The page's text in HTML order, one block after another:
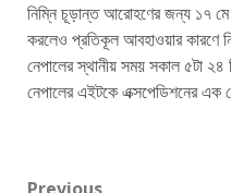
নিম্নি চূড়ান্ত আরোহণের জন্য ১৭
করলেও প্রতিকূল আবহাওয়ার
নেপালের স্থানীয় সময় সকাল ৫টা ২৪
নেপালের এইটকে এক্সপেডিশনের এক